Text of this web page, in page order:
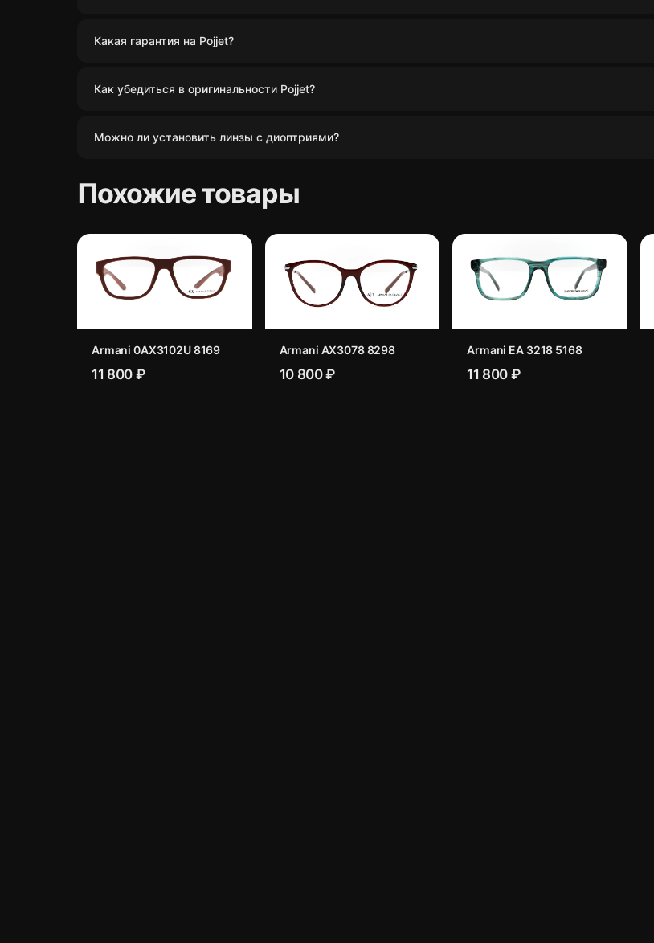
Какая гарантия на Pojjet?
Как убедиться в оригинальности Pojjet?
Можно ли установить линзы с диоптриями?
Похожие товары
Armani 0AX3102U 8169
11 800 ₽
Armani AX3078 8298
10 800 ₽
Armani EA 3218 5168
11 800 ₽